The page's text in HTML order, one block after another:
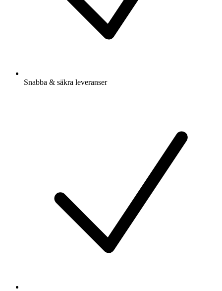
Snabba & säkra leveranser